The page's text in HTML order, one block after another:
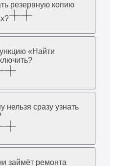
резервную копию
«Найти
нельзя сразу узнать
займёт ремонта